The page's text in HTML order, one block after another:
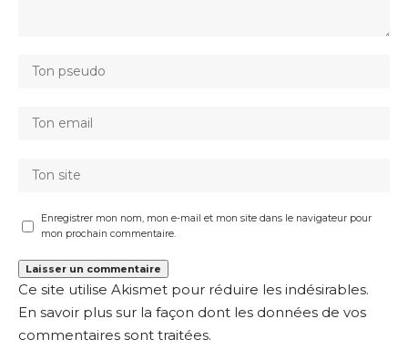
Enregistrer mon nom, mon e-mail et mon site dans le navigateur pour
mon prochain commentaire.
Ce site utilise Akismet pour réduire les indésirables.
En savoir plus sur la façon dont les données de vos
commentaires sont traitées.